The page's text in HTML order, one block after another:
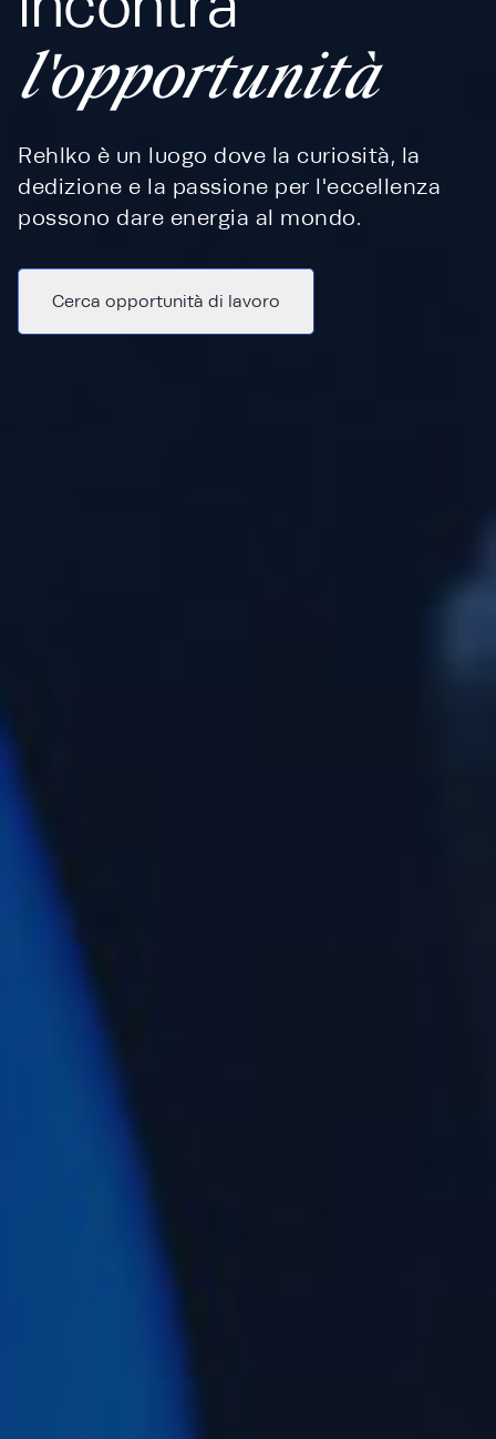
l'opportunità
Rehlko è un luogo dove la curiosità, la
dedizione e la passione per l'eccellenza
possono dare energia al mondo.
Cerca opportunità di lavoro